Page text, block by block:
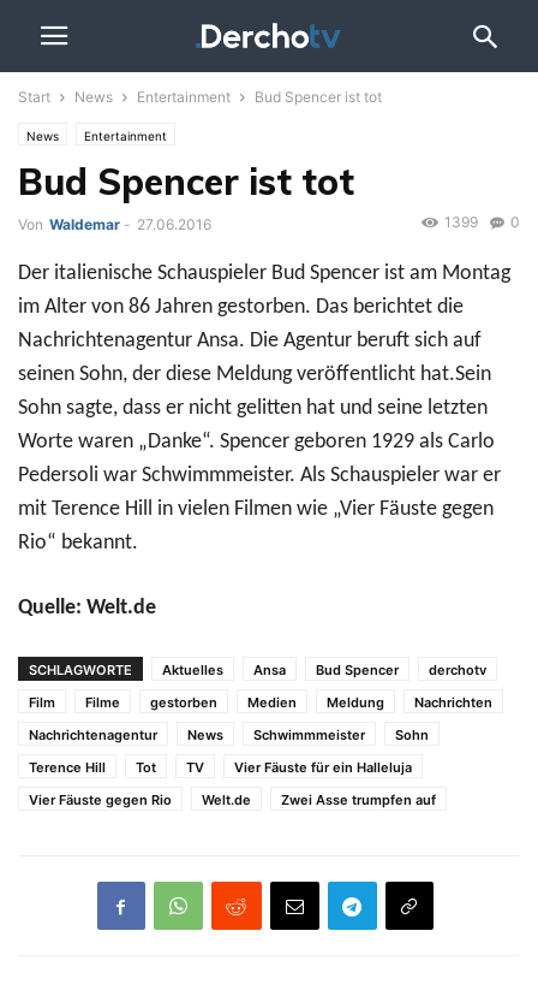
Start News Entertainment Bud Spencer ist tot
News Entertainment
Bud Spencer ist tot
Von Waldemar - 27.06.2016 0
1399
Der italienische Schauspieler Bud Spencer ist am Montag
im Alter von 86 Jahren gestorben. Das berichtet die
Nachrichtenagentur Ansa. Die Agentur beruft sich auf
seinen Sohn, der diese Meldung veröffentlicht hat.Sein
Sohn sagte, dass er nicht gelitten hat und seine letzten
Worte waren „Danke“. Spencer geboren 1929 als Carlo
Pedersoli war Schwimmmeister. Als Schauspieler war er
mit Terence Hill in vielen Filmen wie „Vier Fäuste gegen
Rio“ bekannt.
Quelle: Welt.de
SCHLAGWORTE Aktuelles Ansa Bud Spencer
derchotv
Film
Filme gestorben Medien Meldung
Nachrichten
Nachrichtenagentur
News Schwimmmeister
Sohn
Terence Hill
Tot TV
Vier Fäuste für ein Halleluja
Vier Fäuste gegen Rio
Welt.de Zwei Asse trumpfen auf